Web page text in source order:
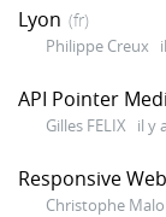
Lyon (fr)
Philippe Creux
API Pointer
Gilles FELIX il y
Responsive
Christophe Malo